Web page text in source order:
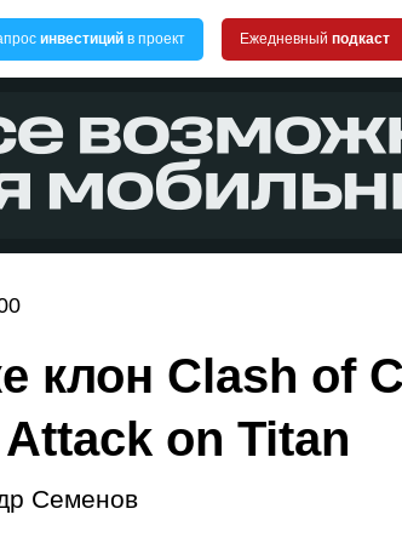
инвестиций в проект Ежедневный подкаст
клон Clash of
on Titan
Семенов